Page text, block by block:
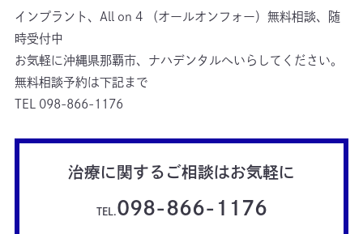
インプラント、All on 4 （オールオンフォー）無料相談、随
時受付中
お気軽に沖縄県那覇市、ナハデンタルへいらしてください。
無料相談予約は下記まで
TEL 098-866-1176
治療に関するご相談はお気軽に
TEL.098-866-1176